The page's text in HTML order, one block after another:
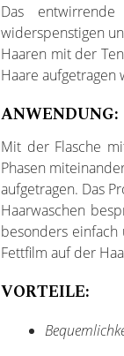
Das
widerspenstigen
Haaren mit der
Haare aufgetragen
ANWENDUNG:
Mit der Flasche
Phasen
aufgetragen. Das
Haarwaschen
besonders
Fettfilm auf der
VORTEILE: